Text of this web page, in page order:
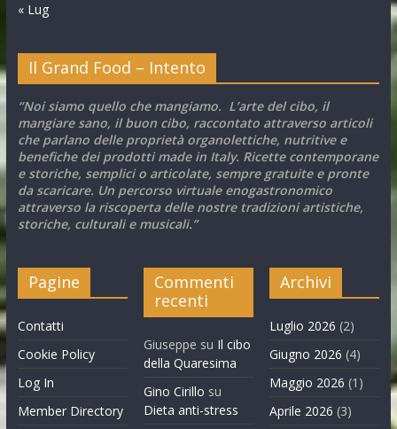
« Lug
Il Grand Food – Intento
“Noi siamo quello che mangiamo. L’arte del cibo, il
mangiare sano, il buon cibo, raccontato attraverso articoli
che parlano delle proprietà organolettiche, nutritive e
benefiche dei prodotti made in Italy. Ricette contemporane
e storiche, semplici o articolate, sempre gratuite e pronte
da scaricare. Un percorso virtuale enogastronomico
attraverso la riscoperta delle nostre tradizioni artistiche,
storiche, culturali e musicali.”
Pagine
Contatti
Cookie Policy
Log In
Member Directory
Commenti
recenti
Giuseppe su Il cibo
della Quaresima
Gino Cirillo su
Dieta anti-stress
Archivi
Luglio 2026 (2)
Giugno 2026 (4)
Maggio 2026 (1)
Aprile 2026 (3)